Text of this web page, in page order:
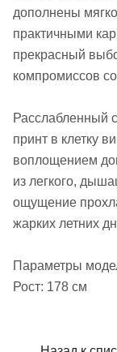
дополнены
практичными
прекрасный
компромиссов
Расслабленный
принт в клетку
воплощением
из легкого,
ощущение
жарких летних
Параметры
Рост: 178 см